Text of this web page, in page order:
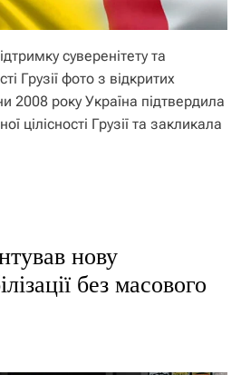
суверенітету та
Грузії фото з відкритих
2008 року Україна підтвердила
цілісності Грузії та закликала
нову
без масового